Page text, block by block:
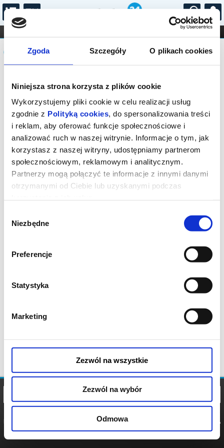
Zgoda Szczegóły O plikach cookies
Niniejsza strona korzysta z plików cookie
Wykorzystujemy pliki cookie w celu realizacji usług
zgodnie z Polityką cookies, do spersonalizowania treści
i reklam, aby oferować funkcje społecznościowe i
analizować ruch w naszej witrynie. Informacje o tym, jak
korzystasz z naszej witryny, udostępniamy partnerom
społecznościowym, reklamowym i analitycznym.
Partnerzy mogą połączyć te informacje z innymi danymi
otrzymanymi od Ciebie lub uzyskanymi podczas
zgody
Niezbędne
Preferencje
Statystyka
Marketing
Zezwól na wszystkie
Zezwól na wybór
Odmowa
...
FILHARMONIA OPERA I BALET
STAND-UP
DLA DZIECI
Komunikat
Sprzedaż biletów on-line na wydarzenie
została zakończona.
POLITYKA
POLITYKA